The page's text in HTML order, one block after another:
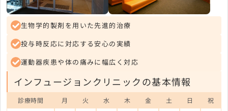
生物学的製剤を用いた先進的治療
投与時反応に対応する安心の実績
運動器疾患や体の痛みに幅広く対応
インフュージョンクリニックの基本情報
診療時間 月 火 水 木 金 土 日 祝